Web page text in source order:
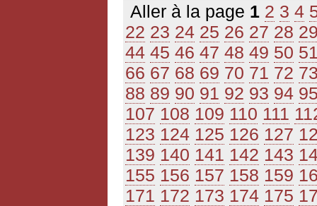
Aller à la page 1 2 3 4
22 23 24 25 26 27 28
44 45 46 47 48 49 50
66 67 68 69 70 71 72
88 89 90 91 92 93 94
107 108 109 110 111
123 124 125 126 127
139 140 141 142 143
155 156 157 158 159
171 172 173 174 175